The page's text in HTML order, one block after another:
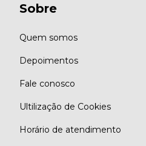
Sobre
Quem somos
Depoimentos
Fale conosco
Ultilização de Cookies
Horário de atendimento